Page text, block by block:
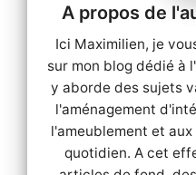
Ici Maximilien, je
sur mon blog dédié à
y aborde des sujets
l'aménagement
l'ameublement et
quotidien. A cet